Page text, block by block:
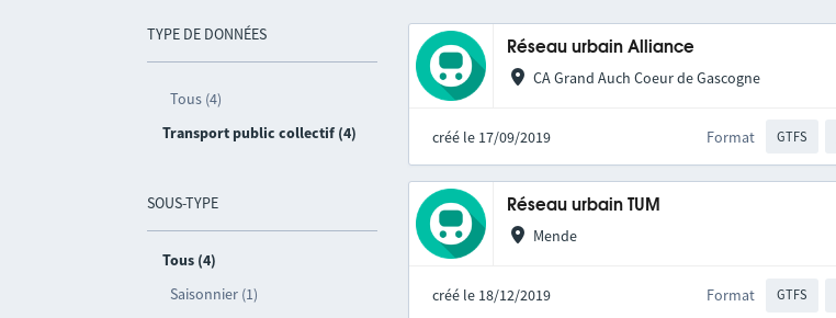
TYPE DE DONNÉES
Tous (4)
Transport public collectif (4)
SOUS-TYPE
Tous (4)
Saisonnier (1)
Réseau urbain Alliance
CA Grand Auch Coeur de Gascogne
créé le 17/09/2019 Format GTFS
Réseau urbain TUM
Mende
créé le 18/12/2019 Format GTFS